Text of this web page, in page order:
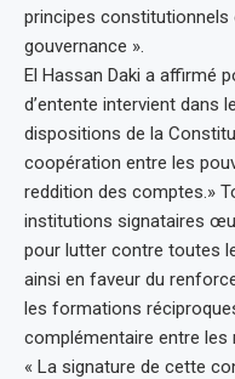
principes constitutionnels
gouvernance ».
El Hassan Daki a affirmé
d’entente intervient dans
dispositions de la
coopération entre les
reddition des comptes.»
institutions signataires
pour lutter contre toutes
ainsi en faveur du
les formations
complémentaire entre les
« La signature de cette